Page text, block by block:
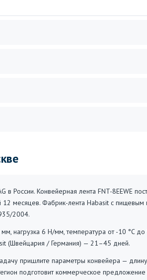
Конвейерная лента FNT-8EEWE
12 месяцев. Фабрик-лента Habasit с
2004.
нагрузка 6 Н/мм, температура от -10 °C до
(Швейцария / Германия) — 21–45 дней.
пришлите параметры конвейера — длину,
подготовит коммерческое